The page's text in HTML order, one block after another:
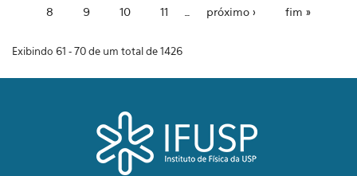
8 9 10 11 próximo › fim »
Exibindo 61 - 70 de um total de 1426